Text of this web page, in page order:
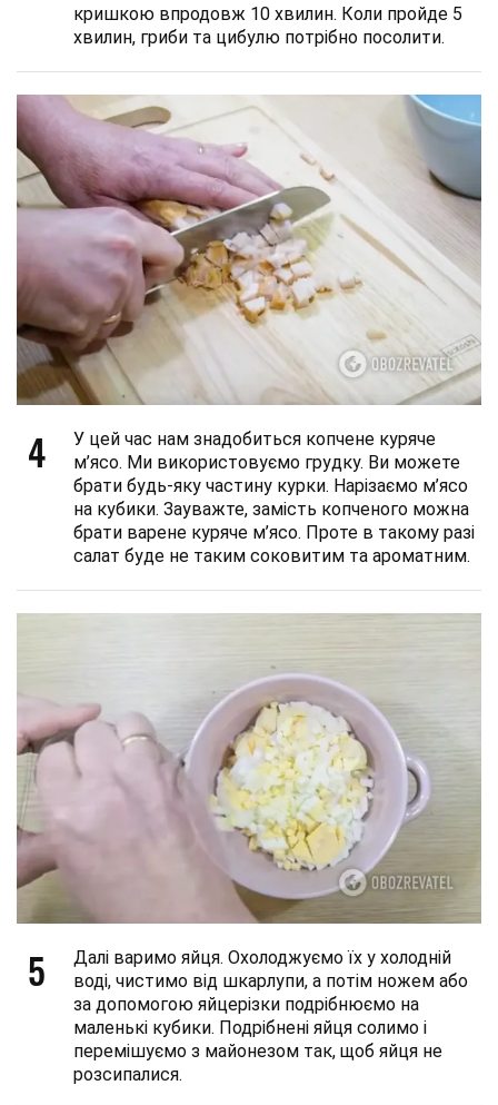
кришкою впродовж 10 хвилин. Коли пройде 5
хвилин, гриби та цибулю потрібно посолити.
4
У цей час нам знадобиться копчене куряче
м’ясо. Ми використовуємо грудку. Ви можете
брати будь-яку частину курки. Нарізаємо м’ясо
на кубики. Зауважте, замість копченого можна
брати варене куряче м’ясо. Проте в такому разі
салат буде не таким соковитим та ароматним.
5
Далі варимо яйця. Охолоджуємо їх у холодній
воді, чистимо від шкарлупи, а потім ножем або
за допомогою яйцерізки подрібнюємо на
маленькі кубики. Подрібнені яйця солимо і
перемішуємо з майонезом так, щоб яйця не
розсипалися.